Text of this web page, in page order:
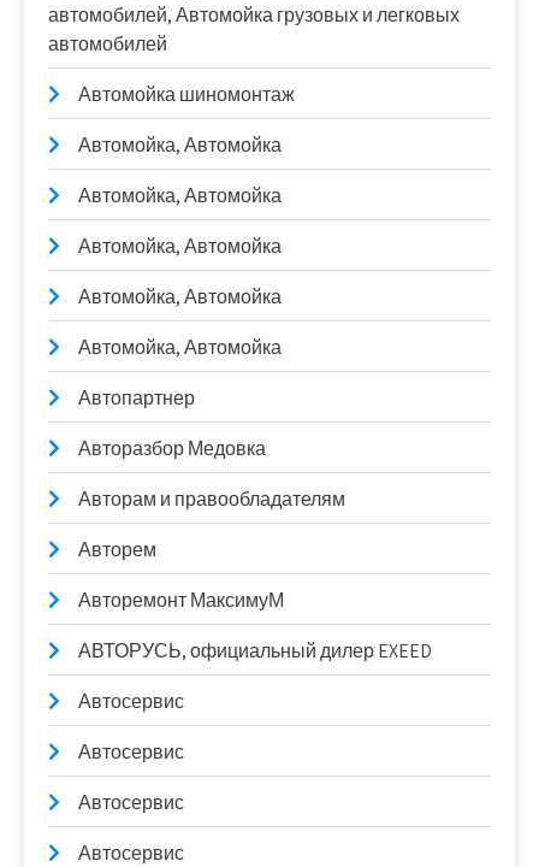
автомобилей, Автомойка грузовых и легковых
автомобилей
Автомойка шиномонтаж
Автомойка, Автомойка
Автомойка, Автомойка
Автомойка, Автомойка
Автомойка, Автомойка
Автомойка, Автомойка
Автопартнер
Авторазбор Медовка
Авторам и правообладателям
Авторем
Авторемонт МаксимуМ
АВТОРУСЬ, официальный дилер EXEED
Автосервис
Автосервис
Автосервис
Автосервис